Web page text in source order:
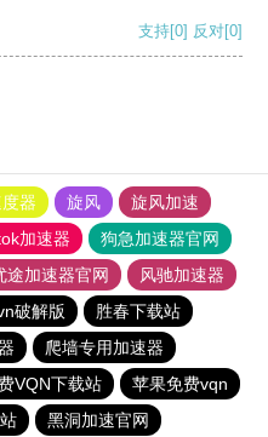
支持[0] 反对[0]
器 旋风
旋风加速
加速器
狗急加速器官网
途加速器官网
风驰加速器
破解版
胜春下载站
爬墙专用加速器
VQN下载站
苹果免费vqn
黑洞加速官网